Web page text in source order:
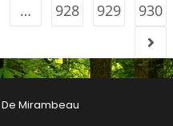
… 928 929 930
De Mirambeau